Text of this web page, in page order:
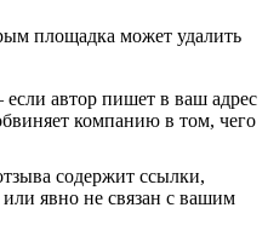
площадка может удалить
если автор пишет в ваш адрес
компанию в том, чего
содержит ссылки,
явно не связан с вашим